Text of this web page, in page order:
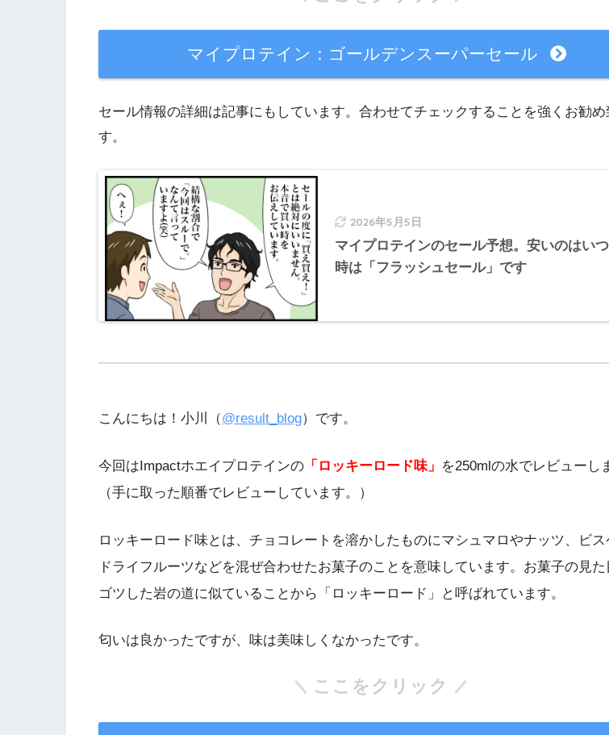
マイプロテイン：ゴールデンスーパーセール
セール情報の詳細は記事にもしています。合わせてチェックすることを強くお勧め
す。
2026年5月5日
マイプロテインのセール予想。安いのはい
時は「フラッシュセール」です
こんにちは！小川（@result_blog）です。
今回はImpactホエイプロテインの 「ロッキーロード味」 を250mlの水でレビューし
（手に取った順番でレビューしています。）
ロッキーロード味とは、チョコレートを溶かしたものにマシュマロやナッツ、ビス
ドライフルーツなどを混ぜ合わせたお菓子のことを意味しています。お菓子の見た
ゴツした岩の道に似ていることから「ロッキーロード」と呼ばれています。
匂いは良かったですが、味は美味しくなかったです。
ここをクリック